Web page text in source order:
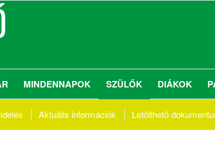
MINDENNAPOK SZÜLŐK DIÁKOK
Aktuális információk Letölthető